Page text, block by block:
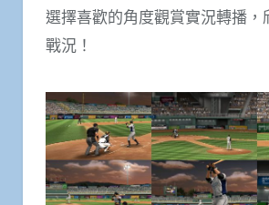
選擇喜歡的角度觀賞實況轉播，
戰況！